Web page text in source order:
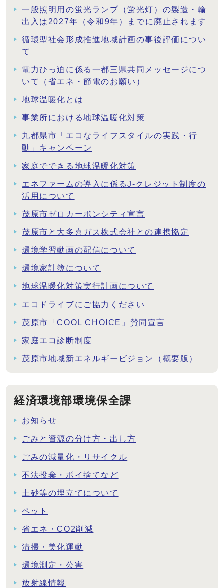
一般照明用の蛍光ランプ（蛍光灯）の製造・輸
出入は2027年（令和9年）までに廃止されます
循環型社会形成推進地域計画の事後評価につい
て
電力ひっ迫に係る一都三県共同メッセージにつ
いて（省エネ・節電のお願い）
地球温暖化とは
事業所における地球温暖化対策
九都県市「エコなライフスタイルの実践・行
動」キャンペーン
家庭でできる地球温暖化対策
エネファームの導入に係るJ-クレジット制度の
活用について
茂原市ゼロカーボンシティ宣言
茂原市と大多喜ガス株式会社との連携協定
環境学習動画の配信について
環境家計簿について
地球温暖化対策実行計画について
エコドライブにご協力ください
茂原市「COOL CHOICE」賛同宣言
家庭エコ診断制度
茂原市地域新エネルギービジョン（概要版）
経済環境部環境保全課
お知らせ
ごみと資源の分け方・出し方
ごみの減量化・リサイクル
不法投棄・ポイ捨てなど
土砂等の埋立てについて
ペット
省エネ・CO2削減
清掃・美化運動
環境測定・公害
放射線情報